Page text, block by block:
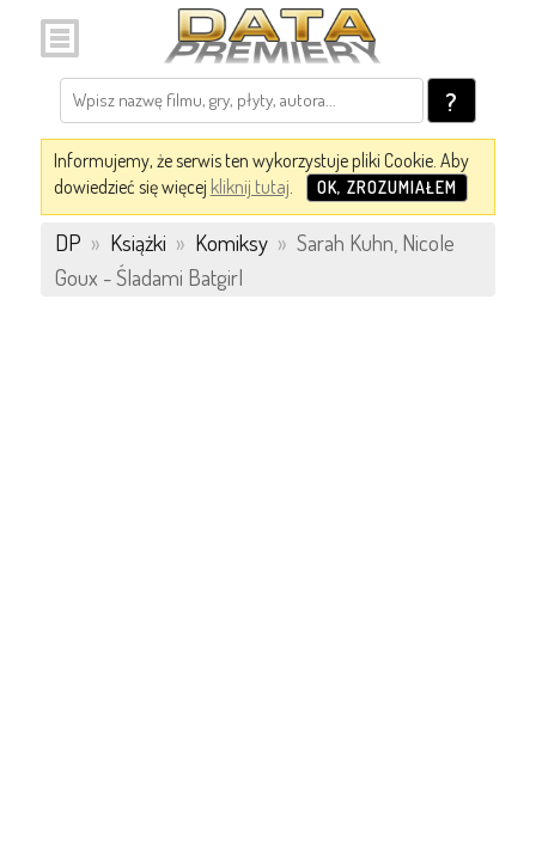
?
Informujemy, że serwis ten wykorzystuje pliki Cookie. Aby
dowiedzieć się więcej kliknij tutaj. OK, ZROZUMIAŁEM
DP » Książki » Komiksy » Sarah Kuhn, Nicole
Goux - Śladami Batgirl